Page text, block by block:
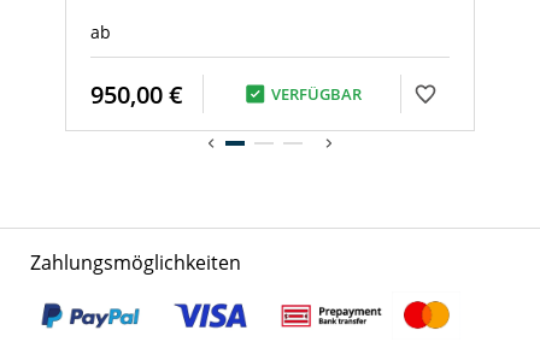
ab
950,00 € VERFÜGBAR
Zahlungsmöglichkeiten